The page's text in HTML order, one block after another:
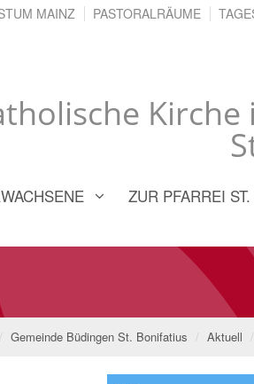
MAINZ PASTORALRÄUME
ZUR PFARREI
Gemeinde Büdingen St. Bonifatius Aktuell